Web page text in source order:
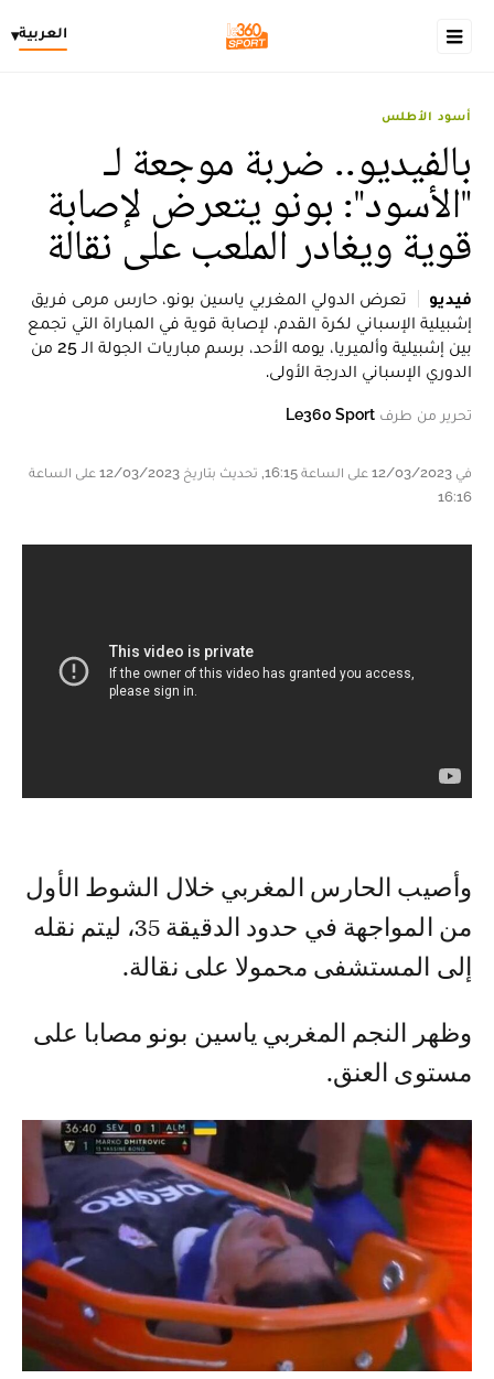
العربية▾
أسود الأطلس
بالفيديو.. ضربة موجعة لـ
"الأسود": بونو يتعرض لإصابة
قوية ويغادر الملعب على نقالة
فيديو
تعرض الدولي المغربي ياسين بونو، حارس مرمى فريق
إشبيلية الإسباني لكرة القدم، لإصابة قوية في المباراة التي تجمع
بين إشبيلية وألميريا، يومه الأحد، برسم مباريات الجولة الـ 25 من
الدوري الإسباني الدرجة الأولى.
تحرير من طرف Le360 Sport
في 12/03/2023 على الساعة 16:15, تحديث بتاريخ 12/03/2023 على الساعة
16:16
وأصيب الحارس المغربي خلال الشوط الأول
من المواجهة في حدود الدقيقة 35، ليتم نقله
إلى المستشفى محمولا على نقالة.
وظهر النجم المغربي ياسين بونو مصابا على
مستوى العنق.